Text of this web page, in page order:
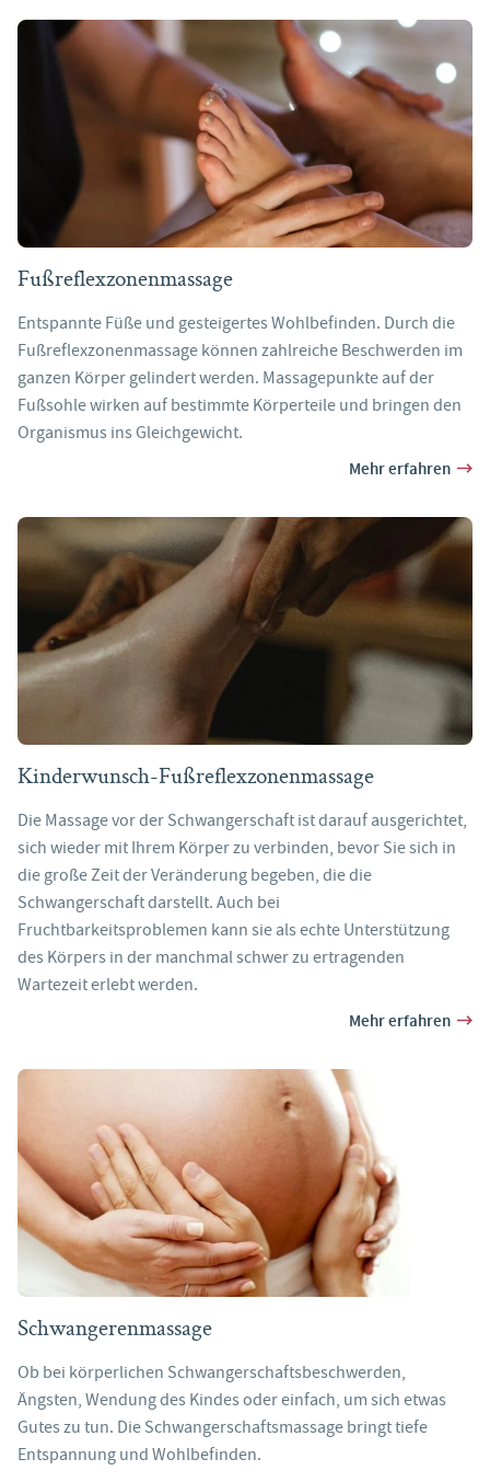
Fußreflexzonenmassage
Entspannte Füße und gesteigertes Wohlbefinden. Durch die
Fußreflexzonenmassage können zahlreiche Beschwerden im
ganzen Körper gelindert werden. Massagepunkte auf der
Fußsohle wirken auf bestimmte Körperteile und bringen den
Organismus ins Gleichgewicht.
Mehr erfahren
Kinderwunsch-Fußreflexzonenmassage
Die Massage vor der Schwangerschaft ist darauf ausgerichtet,
sich wieder mit Ihrem Körper zu verbinden, bevor Sie sich in
die große Zeit der Veränderung begeben, die die
Schwangerschaft darstellt. Auch bei
Fruchtbarkeitsproblemen kann sie als echte Unterstützung
des Körpers in der manchmal schwer zu ertragenden
Wartezeit erlebt werden.
Mehr erfahren
Schwangerenmassage
Ob bei körperlichen Schwangerschaftsbeschwerden,
Ängsten, Wendung des Kindes oder einfach, um sich etwas
Gutes zu tun. Die Schwangerschaftsmassage bringt tiefe
Entspannung und Wohlbefinden.